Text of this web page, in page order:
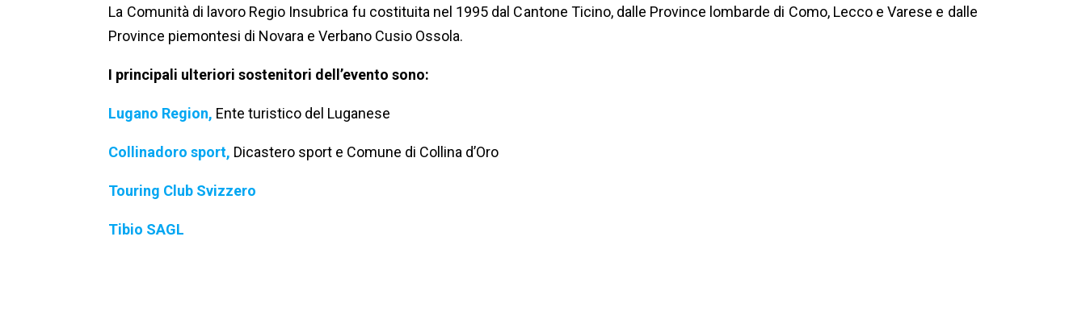
La Comunità di lavoro Regio Insubrica fu costituita nel 1995 dal Cantone Ticino, dalle Province lombarde di Como, Lecco e Varese e dalle
Province piemontesi di Novara e Verbano Cusio Ossola.
I principali ulteriori sostenitori dell’evento sono:
Lugano Region, Ente turistico del Luganese
Collinadorosport, Dicastero sport e Comune di Collina d’Oro
Touring Club Svizzero
Tibio SAGL